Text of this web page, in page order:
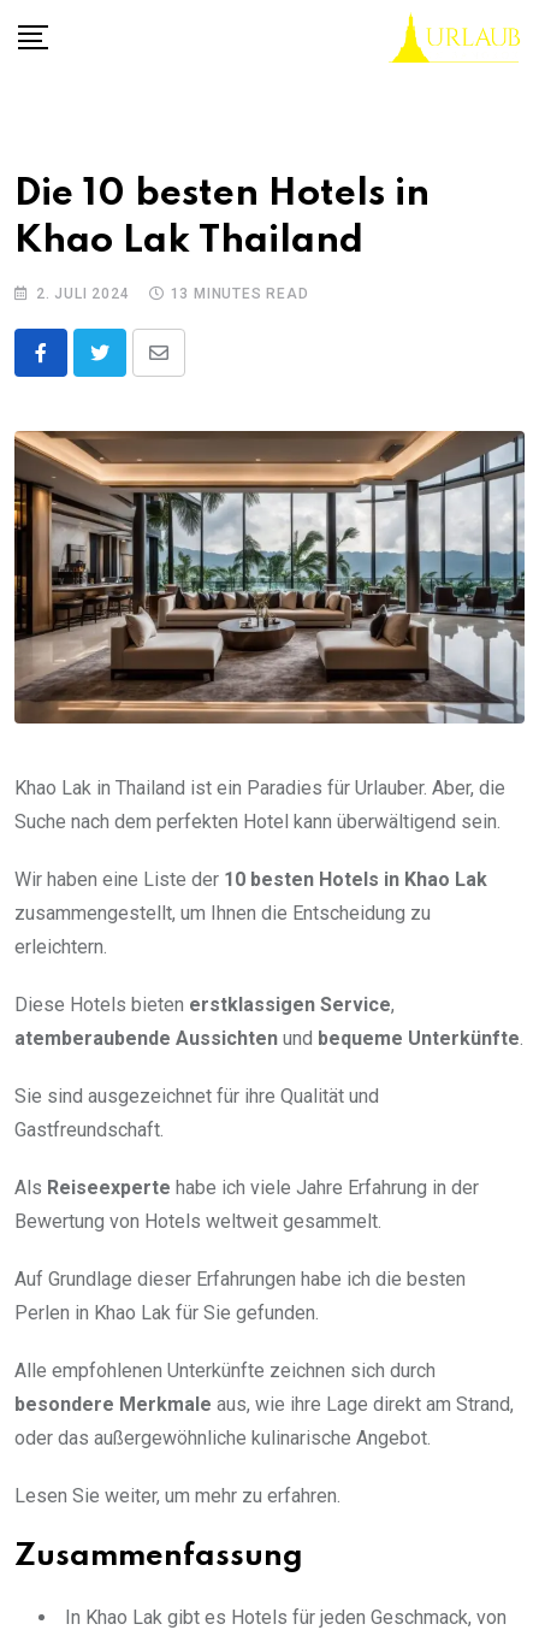
Die 10 besten Hotels in
Khao Lak Thailand
2. JULI 2024 13 MINUTES READ
Share
Email
Khao Lak in Thailand ist ein Paradies für Urlauber. Aber, die
Suche nach dem perfekten Hotel kann überwältigend sein.
Wir haben eine Liste der 10 besten Hotels in Khao Lak
zusammengestellt, um Ihnen die Entscheidung zu
erleichtern.
Diese Hotels bieten erstklassigen Service,
atemberaubende Aussichten und bequeme Unterkünfte
Sie sind ausgezeichnet für ihre Qualität und
Gastfreundschaft.
Als Reiseexperte habe ich viele Jahre Erfahrung in der
Bewertung von Hotels weltweit gesammelt.
Auf Grundlage dieser Erfahrungen habe ich die besten
Perlen in Khao Lak für Sie gefunden.
Alle empfohlenen Unterkünfte zeichnen sich durch
besondere Merkmale aus, wie ihre Lage direkt am Strand,
oder das außergewöhnliche kulinarische Angebot.
Lesen Sie weiter, um mehr zu erfahren.
Zusammenfassung
In Khao Lak gibt es Hotels für jeden Geschmack, von